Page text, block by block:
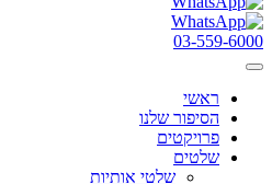
03-559-6000
ראשי
הסיפור שלנו
פרויקטים
שלטים
שלטי אותיות